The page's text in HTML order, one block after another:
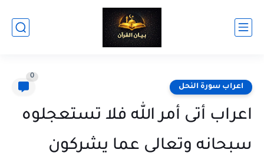
اعراب سورة النحل
0
اعراب أتى أمر الله فلا تستعجلوه
سبحانه وتعالى عما يشركون